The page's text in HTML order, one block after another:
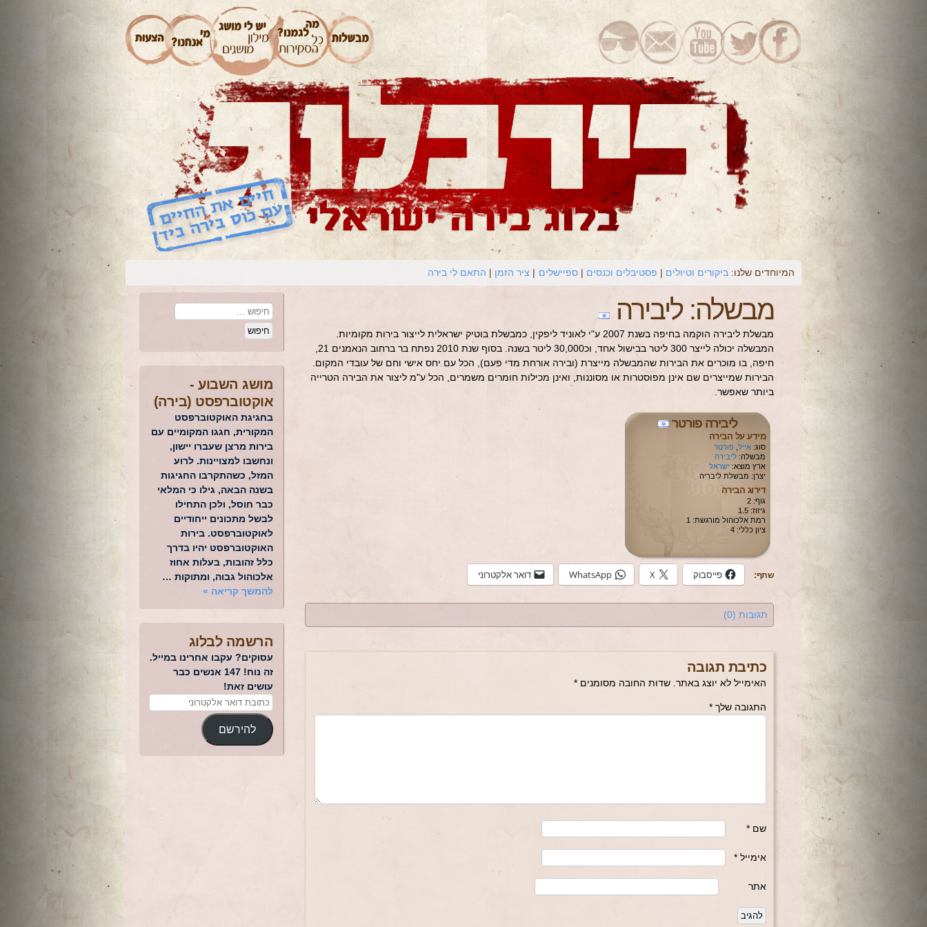
המיוחדים שלנו: ביקורים וטיולים פסטיבלים וכנסים ספיישלים ציר הזמן התאם לי בירה
מבשלה: ליבירה
מבשלת ליבירה הוקמה בחיפה בשנת 2007 ע"י לאוניד ליפקין, כמבשלת בוטיק ישראלית לייצור בירות מקומיות.
חיפה, בו מוכרים את הבירות שהמבשלה מייצרת (ובירה אורחת מדי פעם), הכל עם יחס אישי וחם של עובדי המקום.
הבירות שמייצרים שם אינן מפוסטרות או מסוננות, ואינן מכילות חומרים משמרים, הכל ע"מ ליצור את הבירה הטרייה
ביותר שאפשר.
ליבירה פורטר
מידע על הבירה
סוג: אייל פורטר
מבשלה: ליבירה
ארץ מוצא: ישראל
יצרן: מבשלת ליבריה
דירוג הבירה
גוף: 2
גיזוז: 1.5
רמת אלכוהול מורגשת: 1
ציון כללי: 4
שתף: פייסבוק X
WhatsApp דואר אלקטרוני
תגובות (0)
כתיבת תגובה
האימייל לא יוצג באתר. שדות החובה מסומנים *
התגובה שלך *
שם *
אימייל *
אתר
מושג השבוע -
אוקטוברפסט (בירה)
בחגיגת האוקטוברפסט
המקורית, חגגו המקומיים עם
בירות מרצן שעברו יישון,
ונחשבו למצויינות. לרוע
המזל, כשהתקרבו החגיגות
בשנה הבאה, גילו כי המלאי
כבר חוסל, ולכן התחילו
לבשל מתכונים ייחודיים
לאוקטוברפסט. בירות
האוקטוברפסט יהיו בדרך
כלל זהובות, בעלות אחוז
אלכוהול גבוה, ומתוקות …
להמשך קריאה »
הרשמה לבלוג
עסוקים? עקבו אחרינו במייל.
זה נוח! 147 אנשים כבר
עושים זאת!
להירשם